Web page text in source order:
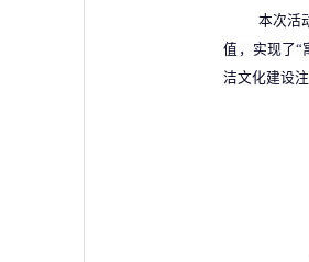
本次活
值，实现了“
洁文化建设